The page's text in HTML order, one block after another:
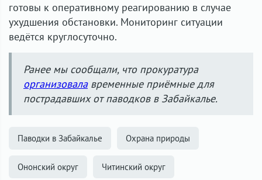
готовы к оперативному реагированию в случае
ухудшения обстановки. Мониторинг ситуации
ведётся круглосуточно.
Ранее мы сообщали, что прокуратура
организовалавременные приёмные для
пострадавших от паводков в Забайкалье.
Паводки в Забайкалье Охрана природы
Ононский округ Читинский округ